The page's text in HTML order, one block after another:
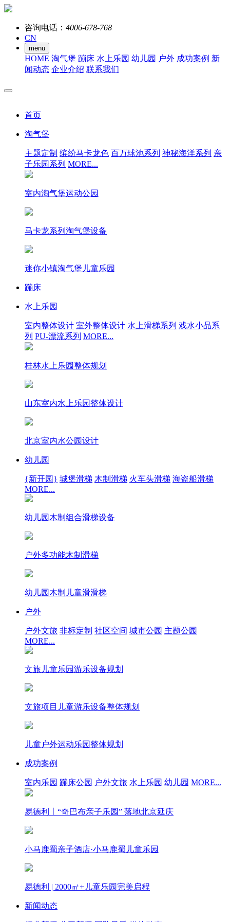
咨询电话： 4006-678-768
CN
menu
HOME 淘气堡 蹦床 水上乐园 幼儿园 户外 成功案例 新
闻动态 企业介绍 联系我们
首页
淘气堡
主题定制 缤纷马卡龙色 百万球池系列 神秘海洋系列 亲
子乐园系列 MORE...
室内淘气堡运动公园
马卡龙系列淘气堡设备
迷你小镇淘气堡儿童乐园
蹦床
水上乐园
室内整体设计 室外整体设计 水上滑梯系列 戏水小品系
列 PU-漂流系列 MORE...
桂林水上乐园整体规划
山东室内水上乐园整体设计
北京室内水公园设计
幼儿园
{新开园} 城堡滑梯 木制滑梯 火车头滑梯 海盗船滑梯
MORE...
幼儿园木制组合滑梯设备
户外多功能木制滑梯
幼儿园木制儿童滑滑梯
户外
户外文旅 非标定制 社区空间 城市公园 主题公园
MORE...
文旅儿童乐园游乐设备规划
文旅项目儿童游乐设备整体规划
儿童户外运动乐园整体规划
成功案例
室内乐园 蹦床公园 户外文旅 水上乐园 幼儿园 MORE...
易德利丨“奇巴布亲子乐园” 落地北京延庆
小马鹿蜀亲子酒店·小马鹿蜀儿童乐园
易德利 | 2000㎡+儿童乐园完美启程
新闻动态